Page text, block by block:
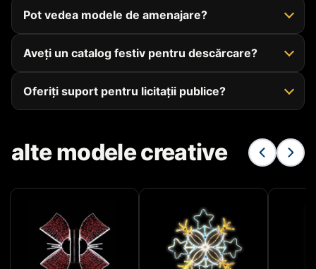
Pot vedea modele de amenajare?
Aveți un catalog festiv pentru descărcare?
Oferiți suport pentru licitații publice?
alte modele creative